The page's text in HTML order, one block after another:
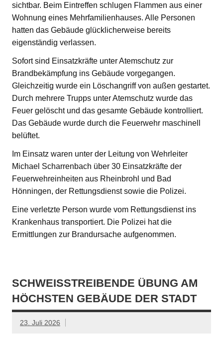
sichtbar. Beim Eintreffen schlugen Flammen aus einer
Wohnung eines Mehrfamilienhauses. Alle Personen
hatten das Gebäude glücklicherweise bereits
eigenständig verlassen.
Sofort sind Einsatzkräfte unter Atemschutz zur
Brandbekämpfung ins Gebäude vorgegangen.
Gleichzeitig wurde ein Löschangriff von außen gestartet.
Durch mehrere Trupps unter Atemschutz wurde das
Feuer gelöscht und das gesamte Gebäude kontrolliert.
Das Gebäude wurde durch die Feuerwehr maschinell
belüftet.
Im Einsatz waren unter der Leitung von Wehrleiter
Michael Scharrenbach über 30 Einsatzkräfte der
Feuerwehreinheiten aus Rheinbrohl und Bad
Hönningen, der Rettungsdienst sowie die Polizei.
Eine verletzte Person wurde vom Rettungsdienst ins
Krankenhaus transportiert. Die Polizei hat die
Ermittlungen zur Brandursache aufgenommen.
SCHWEISSTREIBENDE ÜBUNG AM H
ÖCHSTEN GEBÄUDE DER STADT
23. Juli 2026